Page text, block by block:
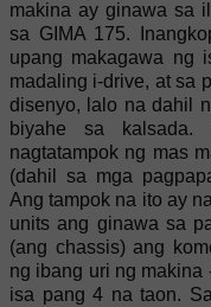
makina ay ginawa sa
sa GIMA 175.
upang makagawa ng
madaling i-drive, at sa
disenyo, lalo na dahil
biyahe sa
nagtatampok ng mas
(dahil sa mga
Ang tampok na ito ay
units ang ginawa sa
(ang chassis) ang
ng ibang uri ng
isa pang 4 na taon.